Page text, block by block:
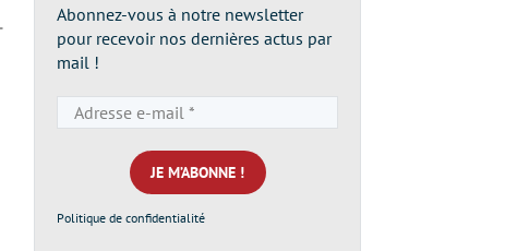
Abonnez-vous à notre newsletter
pour recevoir nos dernières actus par
mail !
e-
mail
*
Politique de confidentialité